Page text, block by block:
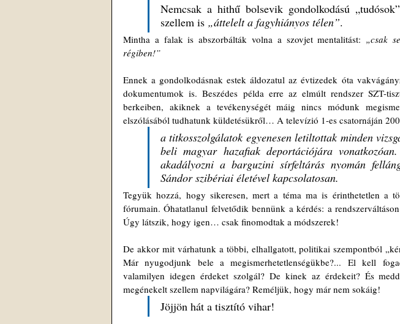
Nemcsak a hithű bolsevik gondolkodású
szellem is „áttelelt a fagyhiányos télen”.
Mintha a falak is abszorbálták volna a szovjet mentalitást: „csak
régiben!”
Ennek a gondolkodásnak estek áldozatul az évtizedek óta
dokumentumok is. Beszédes példa erre az elmúlt rendszer SZT-
berkeiben, akiknek a tevékenységét máig nincs módunk
a titkosszolgálatok egyenesen letiltottak minden
beli magyar hazafiak deportációjára
akadályozni a barguzini sírfeltárás nyomán
Sándor szibériai életével kapcsolatosan.
Tegyük hozzá, hogy sikeresen, mert a téma ma is érinthetetlen a
fórumain. Óhatatlanul felvetődik bennünk a kérdés: a
Úgy látszik, hogy igen… csak finomodtak a módszerek!
De akkor mit várhatunk a többi, elhallgatott, politikai szempontból
Már nyugodjunk bele a megismerhetetlenségükbe?... El kell
valamilyen idegen érdeket szolgál? De kinek az érdekeit? És
megénekelt szellem napvilágára? Reméljük, hogy már nem sokáig!
Jöjjön hát a tisztító vihar!